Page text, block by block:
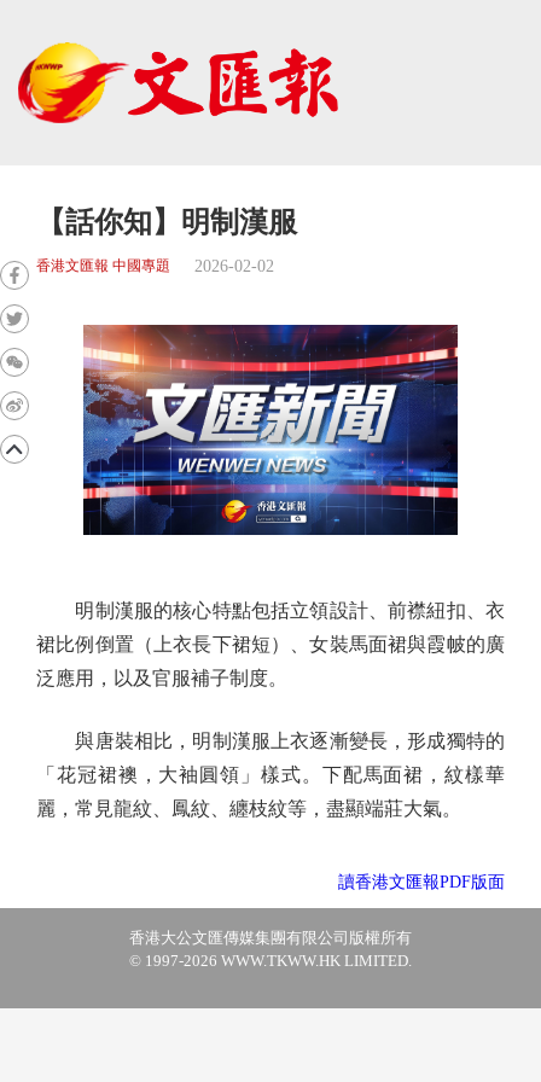
【話你知】明制漢服
香港文匯報 中國專題 2026-02-02
明制漢服的核心特點包括立領設計、前襟紐扣、衣
裙比例倒置（上衣長下裙短）、女裝馬面裙與霞帔的廣
泛應用，以及官服補子制度。
與唐裝相比，明制漢服上衣逐漸變長，形成獨特的
「花冠裙襖，大袖圓領」樣式。下配馬面裙，紋樣華
麗，常見龍紋、鳳紋、纏枝紋等，盡顯端莊大氣。
讀香港文匯報PDF版面
香港大公文匯傳媒集團有限公司版權所有
© 1997-2026 WWW.TKWW.HK LIMITED.